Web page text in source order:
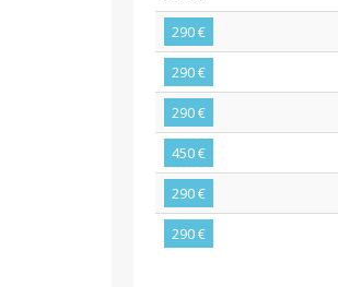
290 €
290 €
290 €
450 €
290 €
290 €